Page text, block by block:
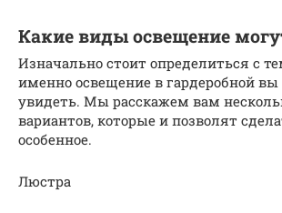
Какие виды освещение
Изначально стоит определиться с
именно освещение в гардеробной вы
увидеть. Мы расскажем вам
вариантов, которые и позволят
особенное.
Люстра